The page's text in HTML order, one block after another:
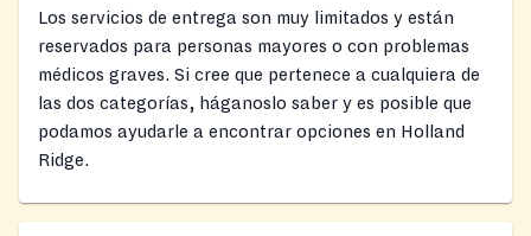
Los servicios de entrega son muy limitados y están
reservados para personas mayores o con problemas
médicos graves. Si cree que pertenece a cualquiera de
las dos categorías, háganoslo saber y es posible que
podamos ayudarle a encontrar opciones en Holland
Ridge.